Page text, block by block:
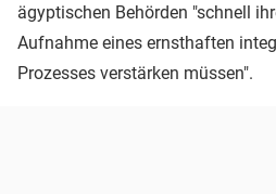
ägyptischen Behörden "schnell
Aufnahme eines ernsthaften
Prozesses verstärken müssen".